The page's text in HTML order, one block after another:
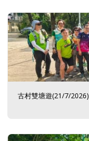
古村雙塘遊(21/7/2026)